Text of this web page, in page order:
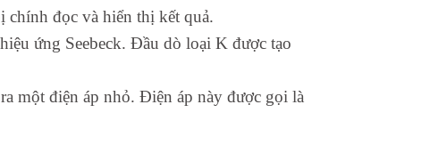
chính đọc và hiển thị kết quả.
ứng Seebeck. Đầu dò loại K được tạo
một điện áp nhỏ. Điện áp này được gọi là